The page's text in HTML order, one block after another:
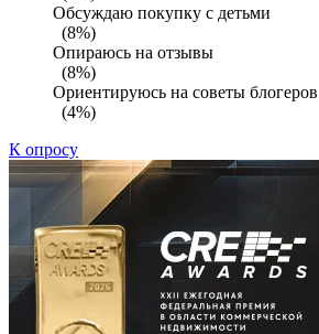
Обсуждаю покупку с детьми
(8%)
Опираюсь на отзывы
(8%)
Ориентируюсь на советы блогеров
(4%)
К опросу